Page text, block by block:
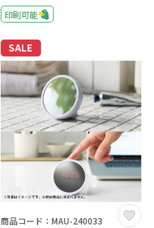
印刷可能
SALE
商品コード：MAU-240033